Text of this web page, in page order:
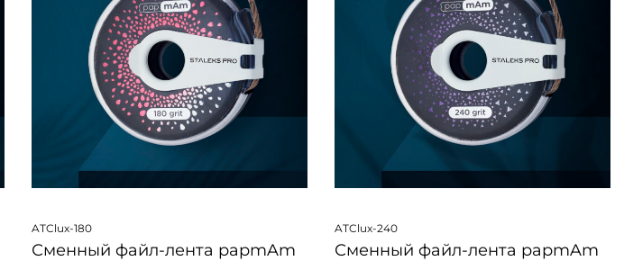
ATClux-180
Сменный файл-лента papmAm
ATClux-240
Сменный файл-лента papmAm